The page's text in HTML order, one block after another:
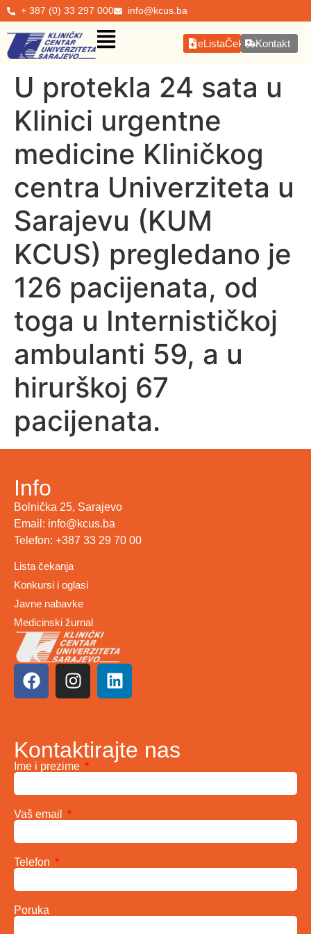
+ 387 (0) 33 297 000 info@kcus.ba
eListaČekanjaKontakt
U protekla 24 sata u
Klinici urgentne
medicine Kliničkog
centra Univerziteta u
Sarajevu (KUM
KCUS) pregledano je
126 pacijenata, od
toga u Internističkoj
ambulanti 59, a u
hirurškoj 67
pacijenata.
Info
Bolnička 25, Sarajevo
Email: info@kcus.ba
Telefon: +387 33 29 70 00
Lista čekanja
Konkursi i oglasi
Javne nabavke
Medicinski žurnal
Kontaktirajte nas
Ime i prezime
Vaš email
Telefon
Poruka